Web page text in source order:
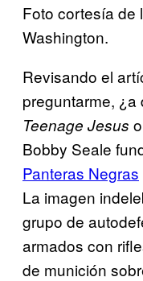
Foto cortesía de
Washington.
Revisando el
preguntarme,
Teenage Jesus
Bobby Seale
Panteras Negras
La imagen
grupo de
armados con
de munición